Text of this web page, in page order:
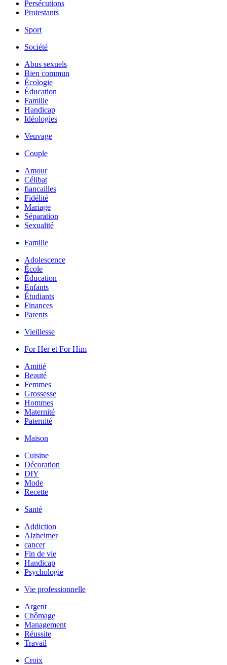
Persécutions
Protestants
Sport
Société
Abus sexuels
Bien commun
Écologie
Éducation
Famille
Handicap
Idéologies
Veuvage
Couple
Amour
Célibat
fiancailles
Fidélité
Mariage
Séparation
Sexualité
Famille
Adolescence
École
Éducation
Enfants
Étudiants
Finances
Parents
Vieillesse
For Her et For Him
Amitié
Beauté
Femmes
Grossesse
Hommes
Maternité
Paternité
Maison
Cuisine
Décoration
DIY
Mode
Recette
Santé
Addiction
Alzheimer
cancer
Fin de vie
Handicap
Psychologie
Vie professionnelle
Argent
Chômage
Management
Réussite
Travail
Croix